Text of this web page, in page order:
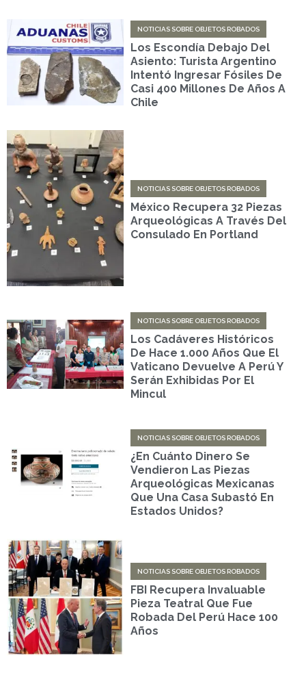
NOTICIAS SOBRE OBJETOS ROBADOS
Los Escondía Debajo Del
Asiento: Turista Argentino
Intentó Ingresar Fósiles De
Casi 400 Millones De Años A
Chile
NOTICIAS SOBRE OBJETOS ROBADOS
México Recupera 32 Piezas
Arqueológicas A Través Del
Consulado En Portland
NOTICIAS SOBRE OBJETOS ROBADOS
Los Cadáveres Históricos
De Hace 1.000 Años Que El
Vaticano Devuelve A Perú Y
Serán Exhibidas Por El
Mincul
NOTICIAS SOBRE OBJETOS ROBADOS
¿En Cuánto Dinero Se
Vendieron Las Piezas
Arqueológicas Mexicanas
Que Una Casa Subastó En
Estados Unidos?
NOTICIAS SOBRE OBJETOS ROBADOS
FBI Recupera Invaluable
Pieza Teatral Que Fue
Robada Del Perú Hace 100
Años